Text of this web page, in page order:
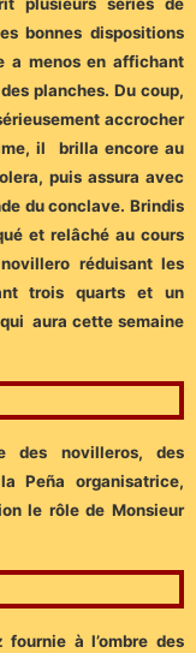
plusieurs séries de
bonnes dispositions
a menos en affichant
planches. Du coup,
accrocher
il brilla encore au
puis assura avec
du conclave. Brindis
et relâché au cours
réduisant les
trois quarts et un
aura cette semaine
des novilleros, des
Peña organisatrice,
le rôle de Monsieur
à l’ombre des